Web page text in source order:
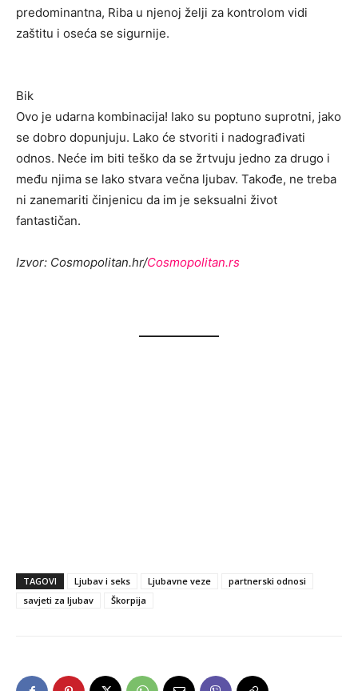
predominantna, Riba u njenoj želji za kontrolom vidi
zaštitu i oseća se sigurnije.
Bik
Ovo je udarna kombinacija! Iako su poptuno suprotni, jako
se dobro dopunjuju. Lako će stvoriti i nadograđivati
odnos. Neće im biti teško da se žrtvuju jedno za drugo i
među njima se lako stvara večna ljubav. Takođe, ne treba
ni zanemariti činjenicu da im je seksualni život
fantastičan.
Izvor: Cosmopolitan.hr/Cosmopolitan.rs
TAGOVI Ljubav i seks Ljubavne veze
partnerski odnosi
savjeti za ljubav
Škorpija